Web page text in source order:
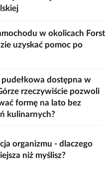
w okolicach Forst
uzyskać pomoc po
pudełkowa dostępna w
rzeczywiście pozwoli
formę na lato bez
kulinarnych?
organizmu - dlaczego
niż myślisz?